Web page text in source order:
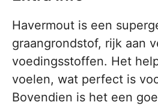
Havermout is een
graangrondstof, rijk aan
voedingsstoffen. Het
voelen, wat perfect is
Bovendien is het een